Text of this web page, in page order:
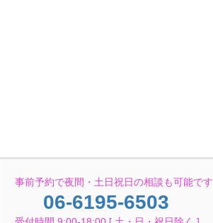
事前予約で夜間・土日祝日の相談も可能です
06-6195-6503